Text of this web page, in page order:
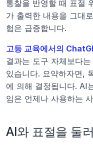
통찰을 반영할 때 표절
가 출력한 내용을 그대
험은 급증합니다.
고등 교육에서의
결과는 도구 자체보다
있습니다. 요약하자면,
에 의해 결정됩니다. AI
임은 언제나 사용하는
AI와 표절을 둘